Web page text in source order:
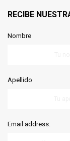
RECIBE
Nombre
Apellido
Email address: